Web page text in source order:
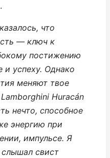
что
— ключ к
постижению
и успеху. Однако
меняют твое
Huracán
нечто, способное
энергию при
импульсе. Я
свист